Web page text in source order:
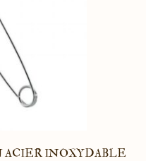
ACIER INOXYDABLE